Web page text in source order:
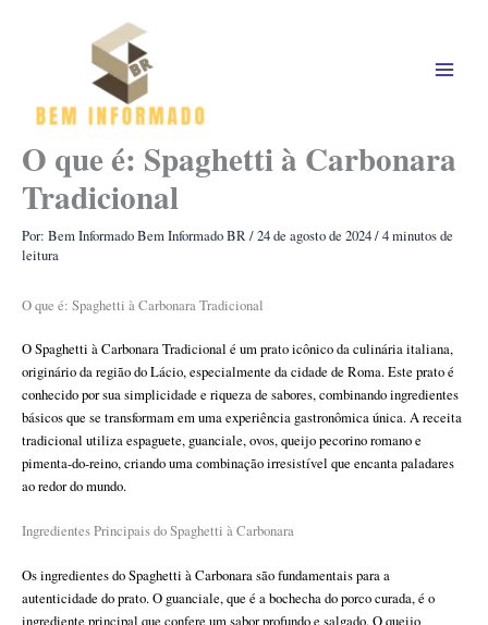
O que é: Spaghetti à Carbonara
Tradicional
Por: Bem InformadoBem Informado BR/24 de agosto de 2024/4 minutos de
leitura
O que é: Spaghetti à Carbonara Tradicional
O Spaghetti à Carbonara Tradicional é um prato icônico da culinária italiana,
originário da região do Lácio, especialmente da cidade de Roma. Este prato é
conhecido por sua simplicidade e riqueza de sabores, combinando ingredientes
básicos que se transformam em uma experiência gastronômica única. A receita
tradicional utiliza espaguete, guanciale, ovos, queijo pecorino romano e
pimenta-do-reino, criando uma combinação irresistível que encanta paladares
ao redor do mundo.
Ingredientes Principais do Spaghetti à Carbonara
Os ingredientes do Spaghetti à Carbonara são fundamentais para a
autenticidade do prato. O guanciale, que é a bochecha do porco curada, é o
ingrediente principal que confere um sabor profundo e salgado. O queijo